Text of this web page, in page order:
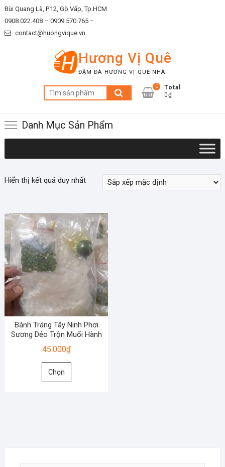
Skip
to
content
Bùi Quang Là, P.12, Gò Vấp, Tp.HCM
0908.022.408 – 0909.570.765 –
contact@huongvique.vn
Hương Vị Quê
ĐẬM ĐÀ HƯƠNG VỊ QUÊ NHÀ
Tìm
kiếm:
0
Total
0₫
Danh Mục Sản Phẩm
Hiển thị kết quả duy nhất
Bánh Tráng Tây Ninh Phơi
Sương Dẻo Trộn Muối Hành
45.000₫
Chọn
Sản